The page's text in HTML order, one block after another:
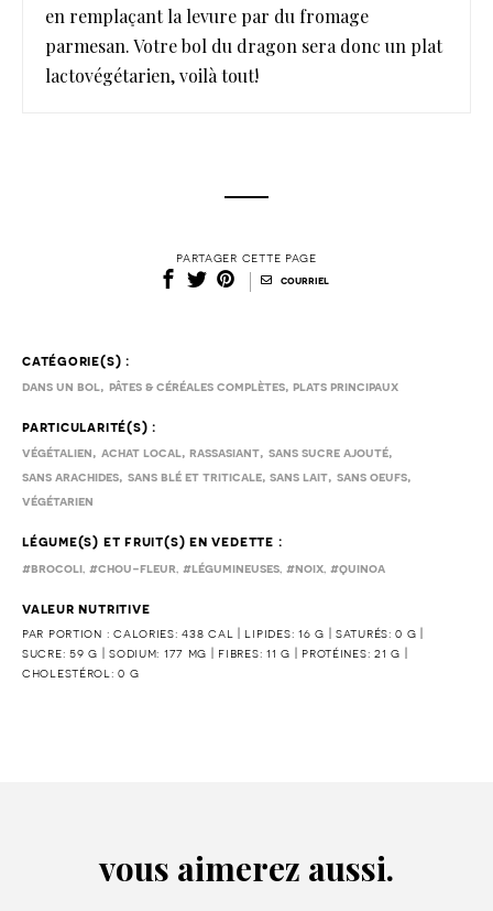
en remplaçant la levure par du fromage
parmesan. Votre bol du dragon sera donc un plat
lactovégétarien, voilà tout!
partager cette page
courriel
catégorie(s) :
dans un bol, pâtes & céréales complètes,plats principaux
particularité(s) :
végétalien, achat local,rassasiant, sans sucre ajouté,
sans arachides, sans blé et triticale,sans lait, sans oeufs,
végétarien
légume(s) et fruit(s) en vedette :
#brocoli, #chou-fleur, #légumineuses, #noix, #quinoa
valeur nutritive
par portion : calories: 438 cal | lipides: 16 g | saturés: 0 g |
sucre: 59 g | sodium: 177 mg | fibres: 11 g | protéines: 21 g |
cholestérol: 0 g
vous aimerez aussi.